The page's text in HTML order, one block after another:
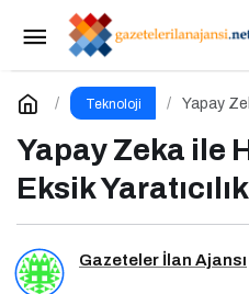
Teknoloji
Yapay
Yapay Zeka ile
Eksik Yaratıcılık
Gazeteler İlan Ajansı
Linkedin’den
Güncelleme
Yorum Yap